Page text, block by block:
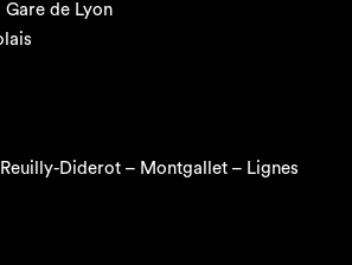
de Lyon
Diderot – Montgallet – Lignes